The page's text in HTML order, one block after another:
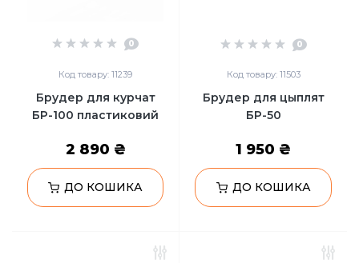
0
Код товару: 11239
Брудер для курчат
БР-100 пластиковий
2 890 ₴
ДО КОШИКА
0
Код товару: 11503
Брудер для цыплят
БР-50
1 950 ₴
ДО КОШИКА